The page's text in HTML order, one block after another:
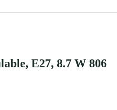
E27, 8.7 W 806